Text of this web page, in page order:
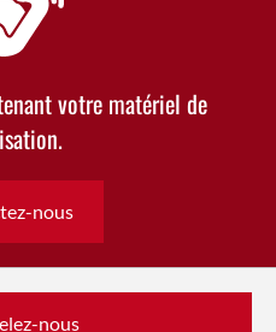
votre matériel de
nous
nous